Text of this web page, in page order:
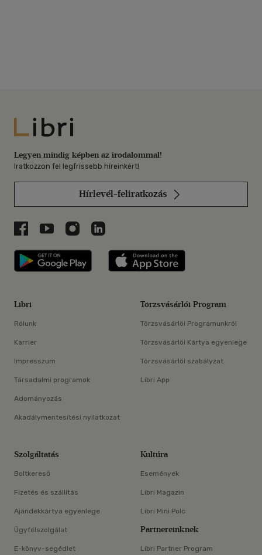
Libri
Legyen mindig képben az irodalommal!
Iratkozzon fel legfrissebb híreinkért!
Hírlevél-feliratkozás
Libri a Facebookon
Libri a Youtube-on
Libri az Instagramon
Libri a LinkedInen
Libri applikáció Szerezd meg: Google
Libri
Rólunk
Karrier
Impresszum
Társadalmi programok
Adományozás
Akadálymentesítési nyilatkozat
Törzsvásárlói Program
Törzsvásárlói Programunkról
Törzsvásárlói Kártya egyenlege
Törzsvásárlói szabályzat
Libri App
Szolgáltatás
Boltkereső
Fizetés és szállítás
Ajándékkártya egyenlege
Ügyfélszolgálat
E-könyv-segédlet
Kultúra
Események
Libri Magazin
Libri Mini Polc
Partnereinknek
Libri Partner Program